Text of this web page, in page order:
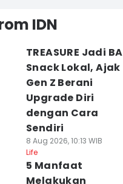
IDN
TREASURE Jadi BA
Snack Lokal, Ajak
Gen Z Berani
Upgrade Diri
dengan Cara
Sendiri
8 Aug 2026, 10:13 WIB
Life
5 Manfaat
Melakukan